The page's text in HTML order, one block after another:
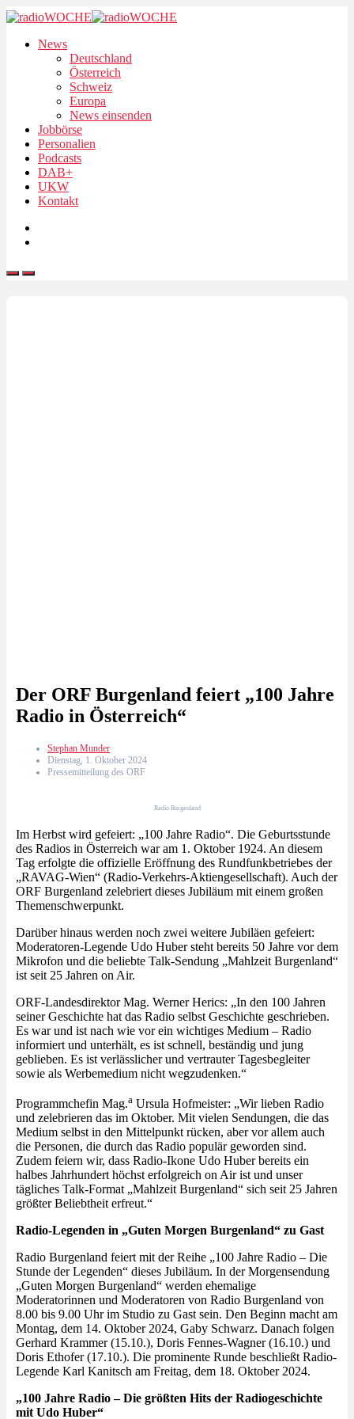
News
Deutschland
Österreich
Schweiz
Europa
News einsenden
Jobbörse
Personalien
Podcasts
DAB+
UKW
Kontakt
Der ORF Burgenland feiert „100 Jahre
Radio in Österreich“
Stephan Munder
Dienstag, 1. Oktober 2024
Pressemitteilung des ORF
Radio Burgenland
Im Herbst wird gefeiert: „100 Jahre Radio“. Die Geburtsstunde
des Radios in Österreich war am 1. Oktober 1924. An diesem
Tag erfolgte die offizielle Eröffnung des Rundfunkbetriebes der
„RAVAG-Wien“ (Radio-Verkehrs-Aktiengesellschaft). Auch der
ORF Burgenland zelebriert dieses Jubiläum mit einem großen
Themenschwerpunkt.
Darüber hinaus werden noch zwei weitere Jubiläen gefeiert:
Moderatoren-Legende Udo Huber steht bereits 50 Jahre vor dem
Mikrofon und die beliebte Talk-Sendung „Mahlzeit Burgenland“
ist seit 25 Jahren on Air.
ORF-Landesdirektor Mag. Werner Herics: „In den 100 Jahren
seiner Geschichte hat das Radio selbst Geschichte geschrieben.
Es war und ist nach wie vor ein wichtiges Medium – Radio
informiert und unterhält, es ist schnell, beständig und jung
geblieben. Es ist verlässlicher und vertrauter Tagesbegleiter
sowie als Werbemedium nicht wegzudenken.“
Programmchefin Mag.a Ursula Hofmeister: „Wir lieben Radio
und zelebrieren das im Oktober. Mit vielen Sendungen, die das
Medium selbst in den Mittelpunkt rücken, aber vor allem auch
die Personen, die durch das Radio populär geworden sind.
Zudem feiern wir, dass Radio-Ikone Udo Huber bereits ein
halbes Jahrhundert höchst erfolgreich on Air ist und unser
tägliches Talk-Format „Mahlzeit Burgenland“ sich seit 25 Jahren
größter Beliebtheit erfreut.“
Radio-Legenden in „Guten Morgen Burgenland“ zu Gast
Radio Burgenland feiert mit der Reihe „100 Jahre Radio – Die
Stunde der Legenden“ dieses Jubiläum. In der Morgensendung
„Guten Morgen Burgenland“ werden ehemalige
Moderatorinnen und Moderatoren von Radio Burgenland von
8.00 bis 9.00 Uhr im Studio zu Gast sein. Den Beginn macht am
Montag, dem 14. Oktober 2024, Gaby Schwarz. Danach folgen
Gerhard Krammer (15.10.), Doris Fennes-Wagner (16.10.) und
Doris Ethofer (17.10.). Die prominente Runde beschließt Radio-
Legende Karl Kanitsch am Freitag, dem 18. Oktober 2024.
„100 Jahre Radio – Die größten Hits der Radiogeschichte
mit Udo Huber“